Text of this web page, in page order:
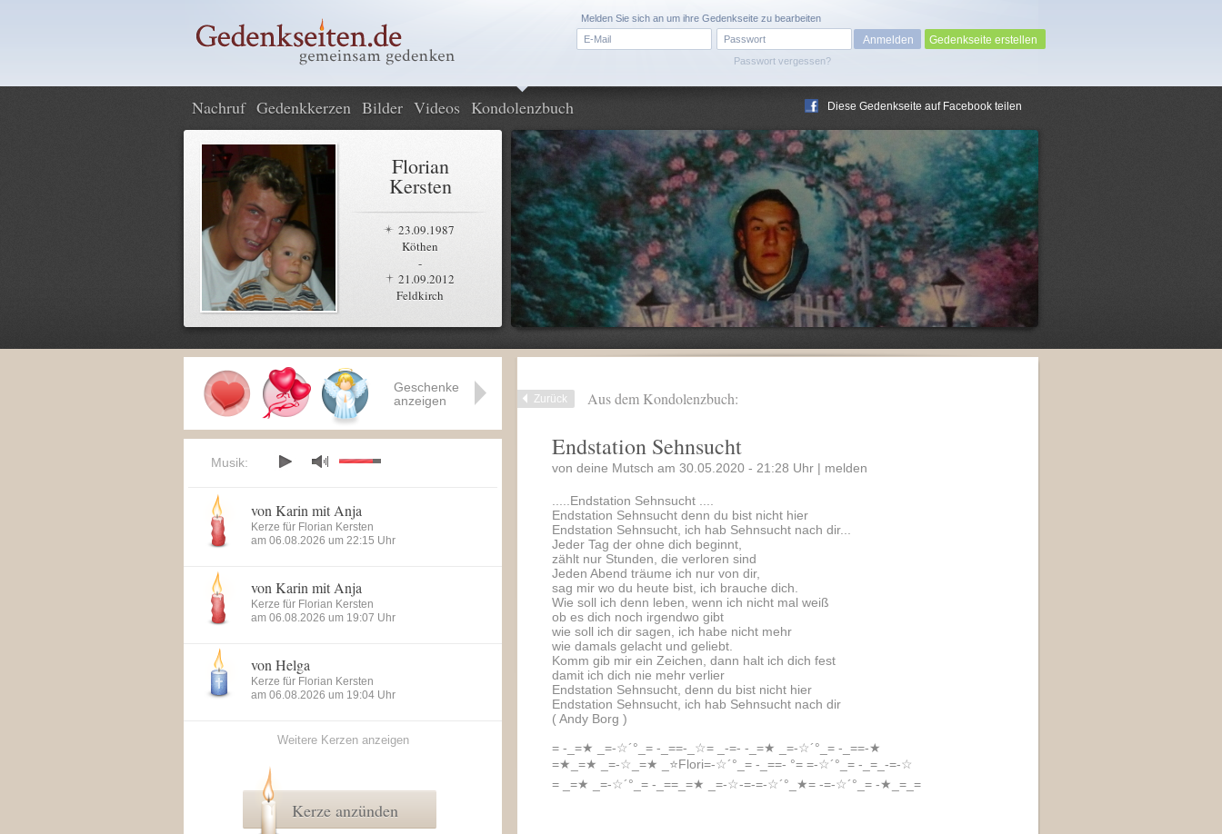
Passwort vergessen?
Melden Sie sich an um ihre Gedenkseite zu bearbeiten
Gedenkseite erstellen
Nachruf Gedenkkerzen Bilder Videos Kondolenzbuch Diese Gedenkseite auf Facebook teilen
Florian
Kersten
23.09.1987
Köthen
-
21.09.2012
Feldkirch
Zurück Aus dem Kondolenzbuch:
Endstation Sehnsucht
von deine Mutsch am 30.05.2020 - 21:28 Uhr | melden
.....Endstation Sehnsucht ....
Endstation Sehnsucht denn du bist nicht hier
Endstation Sehnsucht, ich hab Sehnsucht nach dir...
Jeder Tag der ohne dich beginnt,
zählt nur Stunden, die verloren sind
Jeden Abend träume ich nur von dir,
sag mir wo du heute bist, ich brauche dich.
Wie soll ich denn leben, wenn ich nicht mal weiß
ob es dich noch irgendwo gibt
wie soll ich dir sagen, ich habe nicht mehr
wie damals gelacht und geliebt.
Komm gib mir ein Zeichen, dann halt ich dich fest
damit ich dich nie mehr verlier
Endstation Sehnsucht, denn du bist nicht hier
Endstation Sehnsucht, ich hab Sehnsucht nach dir
( Andy Borg )
= -_=★ _=-☆´°_= -_==-_☆= _-=- -_=★ _=-☆´°_= -_==-★
=★_=★ _=-☆_=★ _⭐Flori=-☆´°_= -_==- °= =-☆´°_= -_=_-=-☆
= _=★ _=-☆´°_= -_==_=★ _=-☆-=-=-☆´°_★= -=-☆´°_= -★_=_=
Geschenke
anzeigen
Musik:
von Karin mit Anja
Kerze für Florian Kersten
am 06.08.2026 um 22:15 Uhr
von Karin mit Anja
Kerze für Florian Kersten
am 06.08.2026 um 19:07 Uhr
von Helga
Kerze für Florian Kersten
am 06.08.2026 um 19:04 Uhr
Weitere Kerzen anzeigen
Kerze anzünden